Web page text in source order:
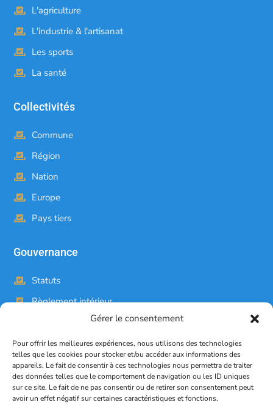
Gérer le consentement
Pour offrir les meilleures expériences, nous utilisons des technologies
telles que les cookies pour stocker et/ou accéder aux informations des
appareils. Le fait de consentir à ces technologies nous permettra de traiter
des données telles que le comportement de navigation ou les ID uniques
sur ce site. Le fait de ne pas consentir ou de retirer son consentement peut
avoir un effet négatif sur certaines caractéristiques et fonctions.
L'agriculture
L'industrie & l'artisanat
Les sports
La santé
Collectivités
Commune
Région
Nation
Europe
Pays tiers
Gouvernance
Statuts
Règlement intérieur
Comité consultatif candide
Legal
Mentions légales